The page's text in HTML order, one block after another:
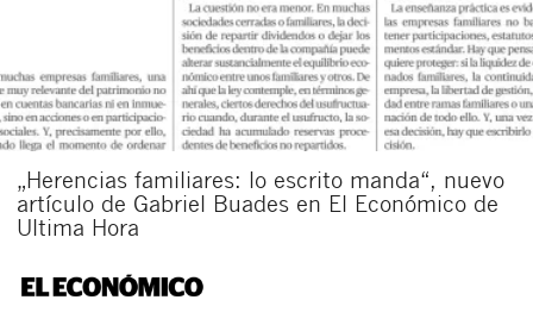
„Herencias familiares: lo escrito manda“, nuevo
artículo de Gabriel Buades en El Económico de
Ultima Hora